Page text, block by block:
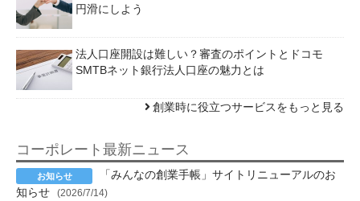
円滑にしよう
法人口座開設は難しい？審査のポイントとドコモ
SMTBネット銀行法人口座の魅力とは
創業時に役立つサービスをもっと見る
コーポレート最新ニュース
「みんなの創業手帳」サイトリニューアルのお
知らせ
(2026/7/14)